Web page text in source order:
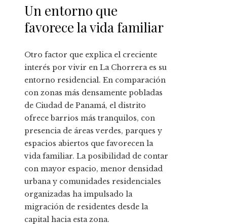
Un entorno que
favorece la vida familiar
Otro factor que explica el creciente
interés por vivir en La Chorrera es su
entorno residencial. En comparación
con zonas más densamente pobladas
de Ciudad de Panamá, el distrito
ofrece barrios más tranquilos, con
presencia de áreas verdes, parques y
espacios abiertos que favorecen la
vida familiar. La posibilidad de contar
con mayor espacio, menor densidad
urbana y comunidades residenciales
organizadas ha impulsado la
migración de residentes desde la
capital hacia esta zona.